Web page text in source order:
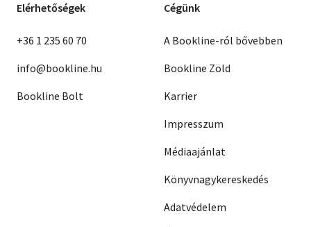
Elérhetőségek
+36 1 235 60 70
info@bookline.hu
Bookline Bolt
Cégünk
A Bookline-ról bővebben
Bookline Zöld
Karrier
Impresszum
Médiaajánlat
Könyvnagykereskedés
Adatvédelem